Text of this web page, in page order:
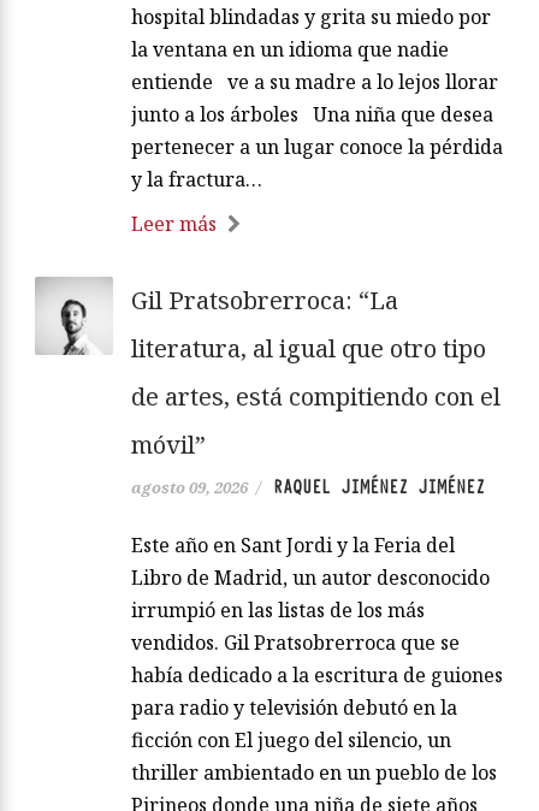
hospital blindadas y grita su miedo por
la ventana en un idioma que nadie
entiende ve a su madre a lo lejos llorar
junto a los árboles Una niña que desea
pertenecer a un lugar conoce la pérdida
y la fractura…
Leer más
Gil Pratsobrerroca: “La
literatura, al igual que otro tipo
de artes, está compitiendo con el
móvil”
agosto 09, 2026 / RAQUEL JIMÉNEZ JIMÉNEZ
Este año en Sant Jordi y la Feria del
Libro de Madrid, un autor desconocido
irrumpió en las listas de los más
vendidos. Gil Pratsobrerroca que se
había dedicado a la escritura de guiones
para radio y televisión debutó en la
ficción con El juego del silencio, un
thriller ambientado en un pueblo de los
Pirineos donde una niña de siete años